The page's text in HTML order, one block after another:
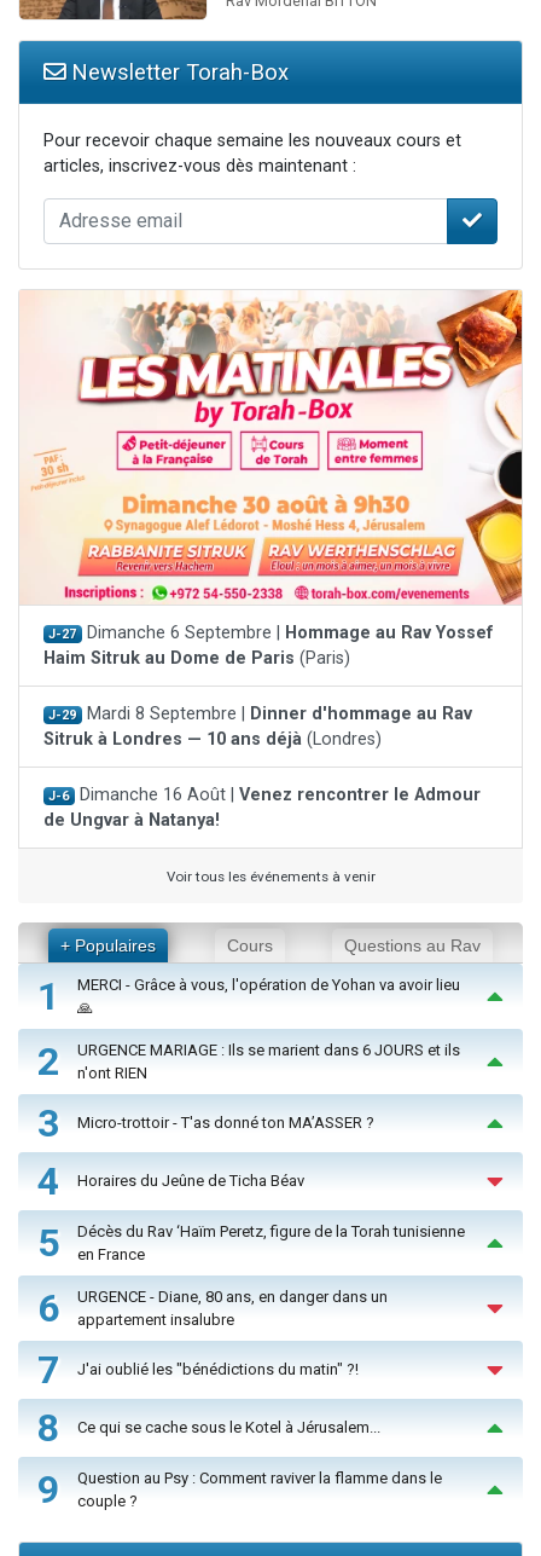
Newsletter Torah-Box
Pour recevoir chaque semaine les nouveaux cours et
articles, inscrivez-vous dès maintenant :
J-27 Dimanche 6 Septembre |
Hommage au Rav Yossef
Haim Sitruk au Dome de Paris (Paris)
J-29 Mardi 8 Septembre |
Dinner d'hommage au Rav
Sitruk à Londres — 10 ans déjà (Londres)
J-6 Dimanche 16 Août | Venez rencontrer le Admour
de Ungvar à Natanya!
Voir tous les événements à venir
+ Populaires Cours Questions au Rav
1
MERCI - Grâce à vous, l'opération de Yohan va avoir lieu
🙏
2
URGENCE MARIAGE : Ils se marient dans 6 JOURS et ils
n'ont RIEN
3 Micro-trottoir - T'as donné ton MA’ASSER ?
4 Horaires du Jeûne de Ticha Béav
5
Décès du Rav ‘Haïm Peretz, figure de la Torah tunisienne
en France
6
URGENCE - Diane, 80 ans, en danger dans un
appartement insalubre
7 J'ai oublié les "bénédictions du matin" ?!
8 Ce qui se cache sous le Kotel à Jérusalem...
9
Question au Psy : Comment raviver la flamme dans le
couple ?